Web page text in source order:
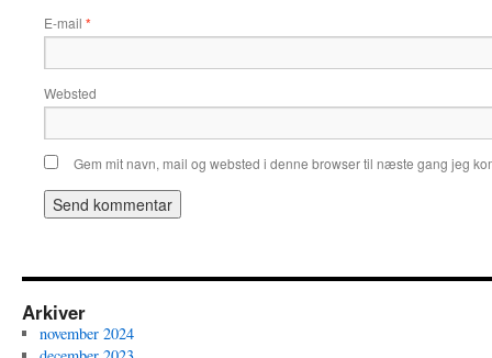
E-mail *
Websted
Gem mit navn, mail og websted i denne browser til næste gang jeg
Arkiver
november 2024